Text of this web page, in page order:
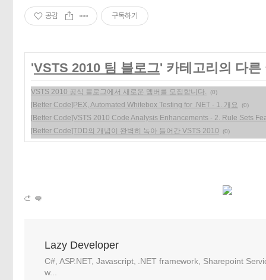
공감 구독하기
'VSTS 2010 팀 블로그' 카테고리의 다른
VSTS 2010 공식 블로그에서 새로운 멤버를 모집합니다. (0)
[Better Code]PEX, Automated Whitebox Testing for .NET - 1. 개요 (0)
[Better Code]VSTS 2010 Code Analysis Enhancements - 2. Rule Sets
[Better Code]TDD의 개념이 완벽히 녹아 들어간 VSTS 2010
(0)
Lazy Developer
C#, ASP.NET, Javascript, .NET framework, Sharepoint
w...